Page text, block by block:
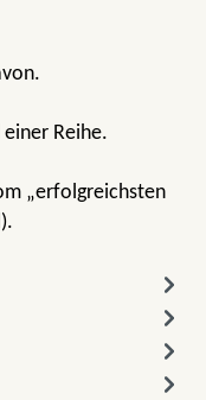
Reihe.
„erfolgreichsten